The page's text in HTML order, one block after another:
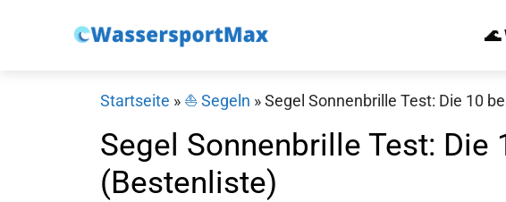
🌊
Startseite » ⛵️ Segeln »Segel Sonnenbrille Test: Die 10
Segel Sonnenbrille Test: Die
(Bestenliste)